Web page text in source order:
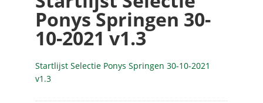
Ponys Springen 30-
10-2021 v1.3
Startlijst Selectie Ponys Springen 30-10-2021
v1.3